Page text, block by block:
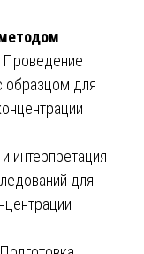
Проведение
образцом для
интерпретация
для